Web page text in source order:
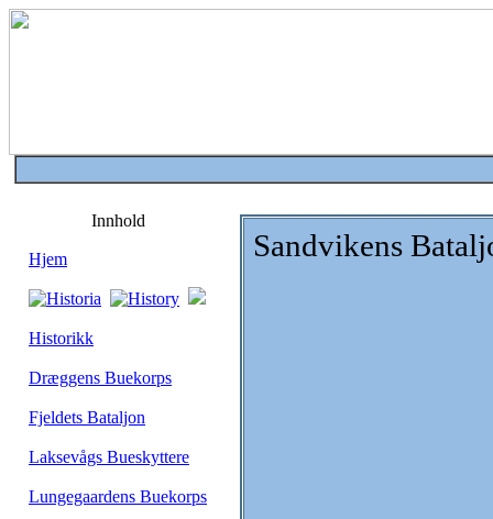
Innhold
Hjem
Historikk
Dræggens Buekorps
Fjeldets Bataljon
Laksevågs Bueskyttere
Lungegaardens Buekorps
Sandvikens